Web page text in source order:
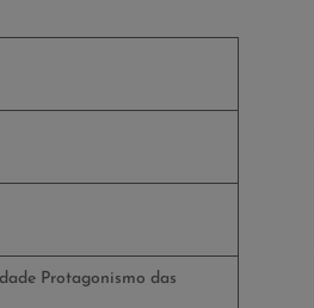
Café
Protagonismo das